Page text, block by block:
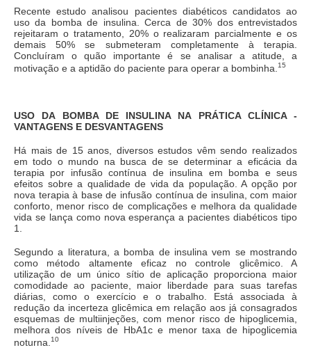
Recente estudo analisou pacientes diabéticos candidatos ao
uso da bomba de insulina. Cerca de 30% dos entrevistados
rejeitaram o tratamento, 20% o realizaram parcialmente e os
demais 50% se submeteram completamente à terapia.
Concluíram o quão importante é se analisar a atitude, a
motivação e a aptidão do paciente para operar a bombinha. 15
USO DA BOMBA DE INSULINA NA PRÁTICA CLÍNICA -
VANTAGENS E DESVANTAGENS
Há mais de 15 anos, diversos estudos vêm sendo realizados
em todo o mundo na busca de se determinar a eficácia da
terapia por infusão contínua de insulina em bomba e seus
efeitos sobre a qualidade de vida da população. A opção por
nova terapia à base de infusão contínua de insulina, com maior
conforto, menor risco de complicações e melhora da qualidade
vida se lança como nova esperança a pacientes diabéticos tipo
1.
Segundo a literatura, a bomba de insulina vem se mostrando
como método altamente eficaz no controle glicêmico. A
utilização de um único sítio de aplicação proporciona maior
comodidade ao paciente, maior liberdade para suas tarefas
diárias, como o exercício e o trabalho. Está associada à
redução da incerteza glicêmica em relação aos já consagrados
esquemas de multiinjeções, com menor risco de hipoglicemia,
melhora dos níveis de HbA1c e menor taxa de hipoglicemia
noturna. 10